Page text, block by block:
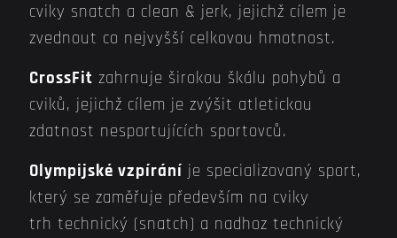
cviky snatch a clean & jerk, jejichž cílem je
zvednout co nejvyšší celkovou hmotnost.
CrossFit zahrnuje širokou škálu pohybů a
cviků, jejichž cílem je zvýšit atletickou
zdatnost nesportujících sportovců.
Olympijské vzpírání je specializovaný sport,
který se zaměřuje především na cviky
trh technický (snatch) a nadhoz technický